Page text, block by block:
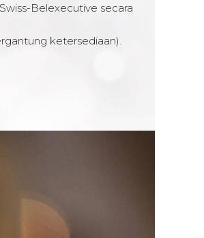
Belexecutive secara
ketersediaan).